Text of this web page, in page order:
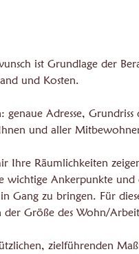
ist Grundlage der
und Kosten.
Adresse, Grundriss
und aller
Ihre Räumlichkeiten
wichtige Ankerpunkte
Gang zu bringen. Für
Größe des Wohn/
zielführenden